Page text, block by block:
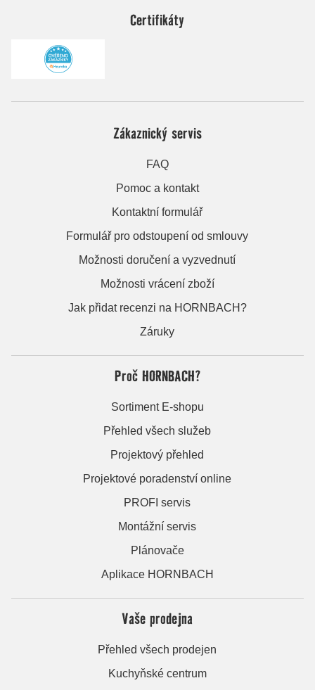
Certifikáty
Zákaznický servis
FAQ
Pomoc a kontakt
Kontaktní formulář
Formulář pro odstoupení od smlouvy
Možnosti doručení a vyzvednutí
Možnosti vrácení zboží
Jak přidat recenzi na HORNBACH?
Záruky
Proč HORNBACH?
Sortiment E-shopu
Přehled všech služeb
Projektový přehled
Projektové poradenství online
PROFI servis
Montážní servis
Plánovače
Aplikace HORNBACH
Vaše prodejna
Přehled všech prodejen
Kuchyňské centrum